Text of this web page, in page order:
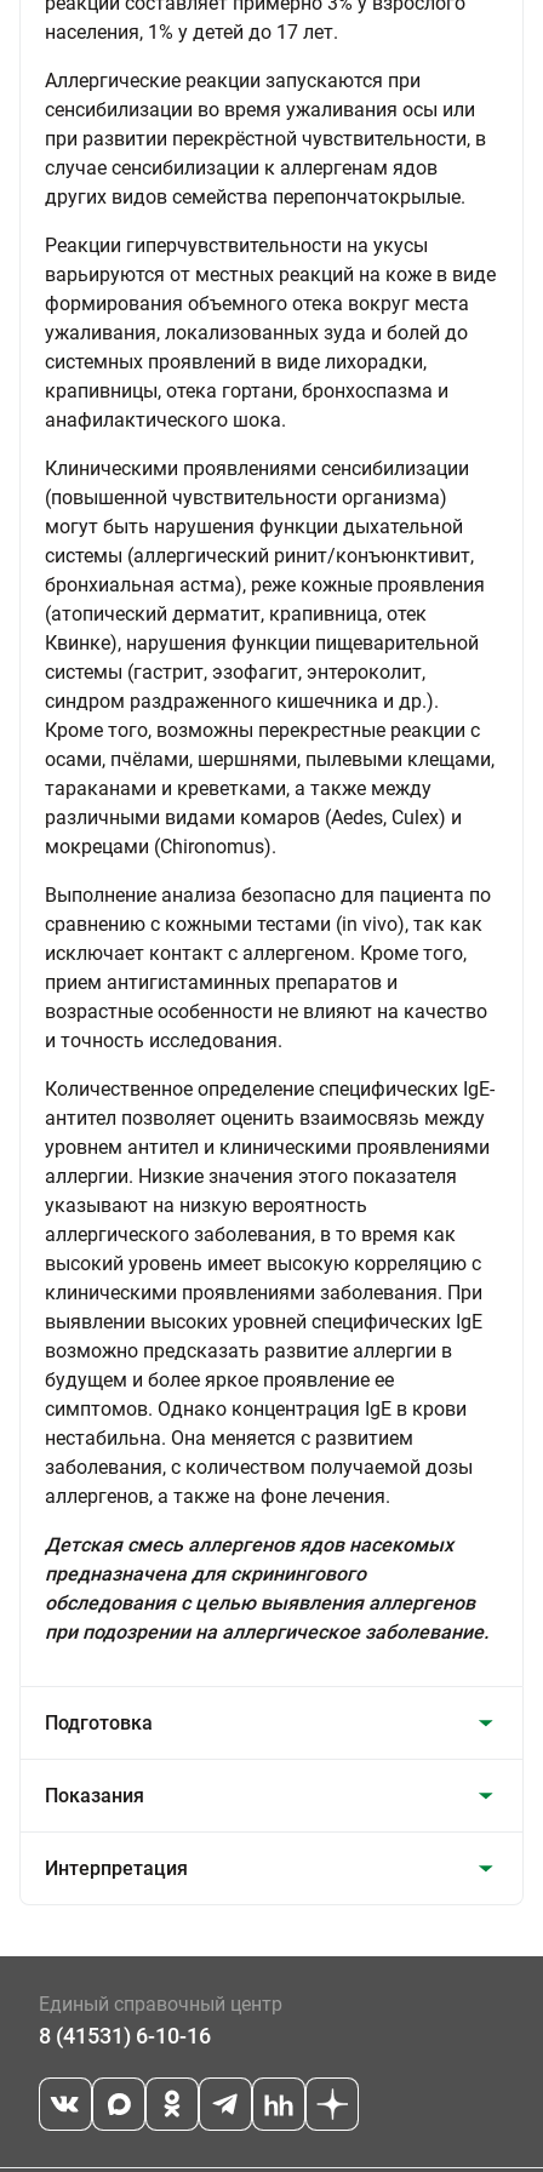
населения, 1% у детей до 17 лет.
Аллергические реакции запускаются при
сенсибилизации во время ужаливания осы или
при развитии перекрёстной чувствительности, в
случае сенсибилизации к аллергенам ядов
других видов семейства перепончатокрылые.
Реакции гиперчувствительности на укусы
варьируются от местных реакций на коже в виде
формирования объемного отека вокруг места
ужаливания, локализованных зуда и болей до
системных проявлений в виде лихорадки,
крапивницы, отека гортани, бронхоспазма и
анафилактического шока.
Клиническими проявлениями сенсибилизации
(повышенной чувствительности организма)
могут быть нарушения функции дыхательной
системы (аллергический ринит/конъюнктивит,
бронхиальная астма), реже кожные проявления
(атопический дерматит, крапивница, отек
Квинке), нарушения функции пищеварительной
системы (гастрит, эзофагит, энтероколит,
синдром раздраженного кишечника и др.).
Кроме того, возможны перекрестные реакции с
осами, пчёлами, шершнями, пылевыми клещами,
тараканами и креветками, а также между
различными видами комаров (Aedes, Culex) и
мокрецами (Chironomus).
Выполнение анализа безопасно для пациента по
сравнению с кожными тестами (in vivo), так как
исключает контакт с аллергеном. Кроме того,
прием антигистаминных препаратов и
возрастные особенности не влияют на качество
и точность исследования.
Количественное определение специфических IgE-
антител позволяет оценить взаимосвязь между
уровнем антител и клиническими проявлениями
аллергии. Низкие значения этого показателя
указывают на низкую вероятность
аллергического заболевания, в то время как
высокий уровень имеет высокую корреляцию с
клиническими проявлениями заболевания. При
выявлении высоких уровней специфических IgE
возможно предсказать развитие аллергии в
будущем и более яркое проявление ее
симптомов. Однако концентрация IgE в крови
нестабильна. Она меняется с развитием
заболевания, с количеством получаемой дозы
аллергенов, а также на фоне лечения.
Детская смесь аллергенов ядов насекомых
предназначена для скринингового
обследования с целью выявления аллергенов
при подозрении на аллергическое заболевание.
Подготовка
Показания
Интерпретация
Единый справочный центр
8 (41531) 6-10-16